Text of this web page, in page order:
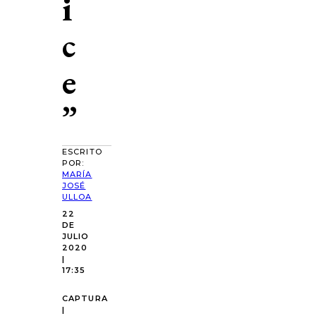
c
e
”
ESCRITO
POR:
MARÍA
JOSÉ
ULLOA
22
DE
JULIO
2020
|
17:35
CAPTURA
|